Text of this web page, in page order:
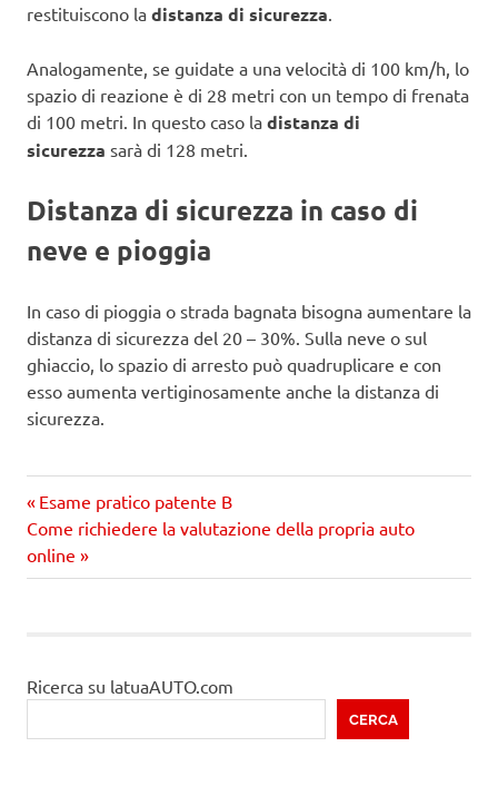
restituiscono la distanza di sicurezza.
Analogamente, se guidate a una velocità di 100 km/h, lo
spazio di reazione è di 28 metri con un tempo di frenata
di 100 metri. In questo caso la distanza di
sicurezza sarà di 128 metri.
Distanza di sicurezza in caso di
neve e pioggia
In caso di pioggia o strada bagnata bisogna aumentare la
distanza di sicurezza del 20 – 30%. Sulla neve o sul
ghiaccio, lo spazio di arresto può quadruplicare e con
esso aumenta vertiginosamente anche la distanza di
sicurezza.
Navigazione
articoli
Precedente
articolo:
Esame pratico patente B
Prossimo
articolo
Come richiedere la valutazione della propria auto
online
Ricerca su latuaAUTO.com
CERCA